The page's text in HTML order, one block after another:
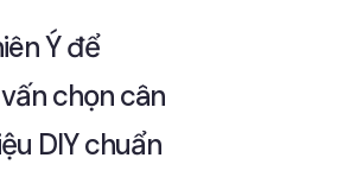
Ý để
chọn cân
DIY chuẩn